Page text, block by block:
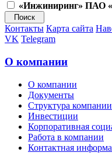
«Инжиниринг» ПАО
Контакты Карта сайта
VK Telegram
О компании
О компании
Документы
Структура компании
Инвестиции
Корпоративная
Работа в компании
Контактная